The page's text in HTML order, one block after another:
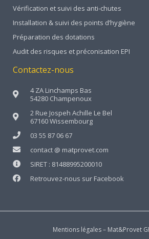
Vérification et suivi des anti-chutes
Installation & suivi des points d’hygiène
Préparation des dotations
Audit des risques et préconisation EPI
Contactez-nous
4 ZA Linchamps Bas
54280 Champenoux
2 Rue Jospeh Achille Le Bel
67160 Wissembourg
03 55 87 06 67
contact @ matprovet.com
SIRET : 81488995200010
Retrouvez-nous sur Facebook
Mentions légales – Mat&Provet